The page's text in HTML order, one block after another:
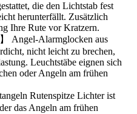
die den Lichtstab fest
herunterfällt. Zusätzlich
Ihre Rute vor Kratzern.
Angel-Alarmglocken aus
nicht leicht zu brechen,
Leuchtstäbe eignen sich
oder Angeln am frühen
Rutenspitze Lichter ist
das Angeln am frühen